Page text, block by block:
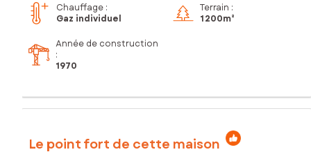
Chauffage :
Gaz individuel
Terrain :
1 200m²
Année de construction
:
1970
Le point fort de cette maison